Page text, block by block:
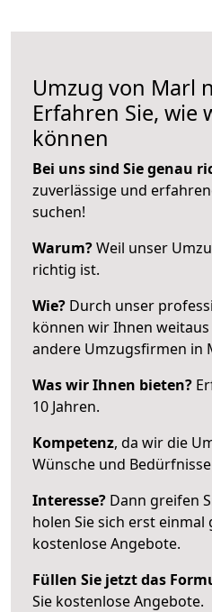
Umzug von Marl
Erfahren Sie, wie
können
Bei uns sind Sie genau
zuverlässige und
suchen!
Warum?Weil unser
richtig ist.
Wie? Durch unser
können wir Ihnen
andere Umzugsfirmen in
Was wir Ihnen bieten?
10 Jahren.
Kompetenz, da wir die
Wünsche und
Interesse? Dann greifen
holen Sie sich erst einmal
kostenlose Angebote.
Füllen Sie jetzt das
Sie kostenlose Angebote.